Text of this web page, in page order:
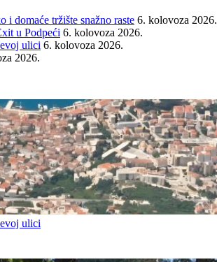
domaće tržište snažno raste 6. kolovoza 2026.
u Podpeći 6. kolovoza 2026.
ulici 6. kolovoza 2026.
2026.
ulici